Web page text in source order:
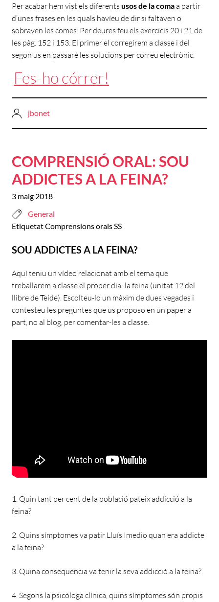
Per acabar hem vist els diferents usos de la comaa partir
d’unes frases en les quals havíeu de dir si faltaven o
sobraven les comes. Per deures feu els exercicis 20 i 21 de
les pàg. 152 i 153. El primer el corregirem a classe i del
segon us en passaré les solucions per correu electrònic.
Fes-ho córrer!
jbonet
COMPRENSIÓ ORAL: SOU
ADDICTES A LA FEINA?
3 maig 2018
General
EtiquetatComprensions orals SS
SOU ADDICTES A LA FEINA?
Aquí teniu un vídeo relacionat amb el tema que
treballarem a classe el proper dia: la feina (unitat 12 del
llibre de Teide). Escolteu-lo un màxim de dues vegades i
contesteu les preguntes que us proposo en un paper a
part, no al blog, per comentar-les a classe.
1. Quin tant per cent de la població pateix addicció a la
feina?
2. Quins símptomes va patir Lluís Imedio quan era addicte
a la feina?
3. Quina conseqüència va tenir la seva addicció a la feina?
4. Segons la psicòloga clínica, quins símptomes són propis